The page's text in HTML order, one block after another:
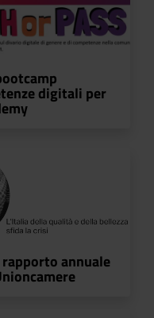
digitali per
rapporto annuale